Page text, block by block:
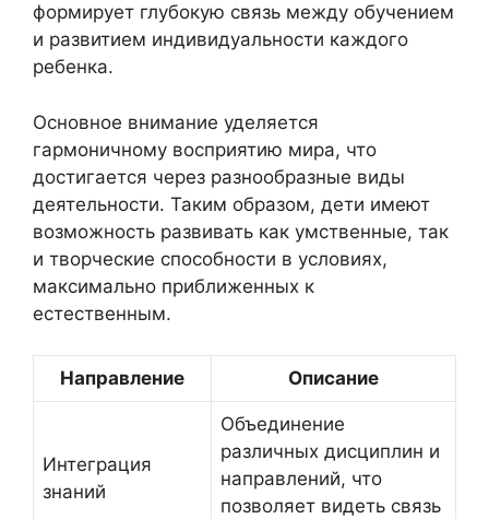
формирует глубокую связь между обучением
и развитием индивидуальности каждого
ребенка.
Основное внимание уделяется
гармоничному восприятию мира, что
достигается через разнообразные виды
деятельности. Таким образом, дети имеют
возможность развивать как умственные, так
и творческие способности в условиях,
максимально приближенных к
естественным.
Направление Описание
Интеграция
знаний
Объединение
различных дисциплин и
направлений, что
позволяет видеть связь